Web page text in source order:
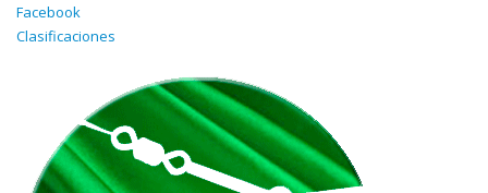
Facebook
Clasificaciones